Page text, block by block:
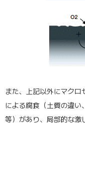
また、上記以外にマク
による腐食（土質の違
等）があり、局部的な激